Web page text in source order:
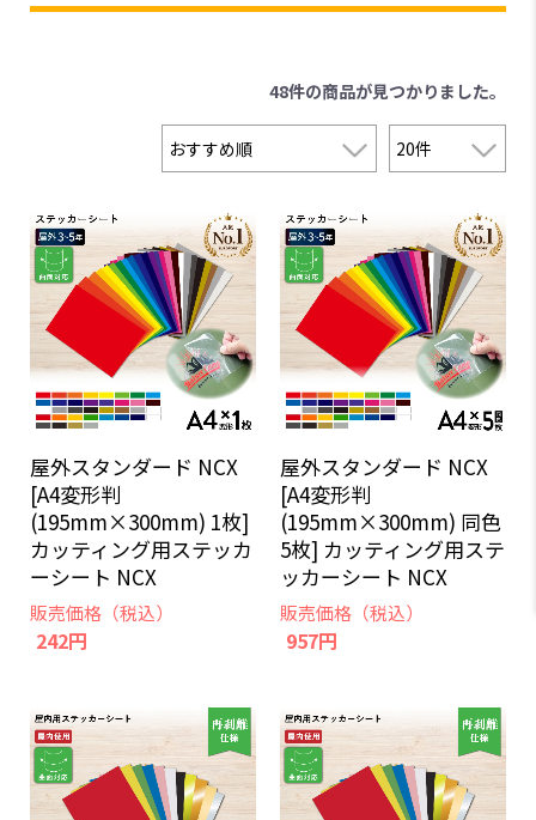
48件の商品が見つかりました。
屋外スタンダード NCX
[A4変形判
(195mm×300mm) 1枚]
カッティング用ステッカ
ーシート NCX
販売価格（税込）
242円
屋外スタンダード NCX
[A4変形判
(195mm×300mm) 同色
5枚] カッティング用ステ
ッカーシート NCX
販売価格（税込）
957円